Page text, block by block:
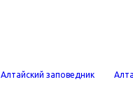
Алтайский заповедник